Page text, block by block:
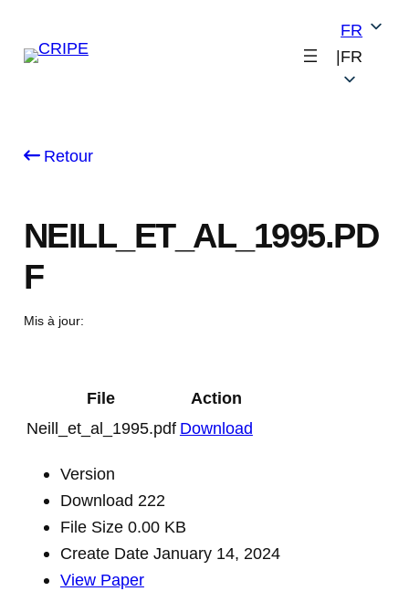
|
FR
FR
Retour
NEILL_ET_AL_1995.PD
F
Mis à jour:
File
Action
Neill_et_al_1995.pdf Download
Version
Download 222
File Size 0.00 KB
Create Date January 14, 2024
View Paper